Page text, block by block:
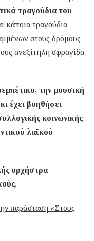
τραγούδια του
κάποια τραγούδια
στους δρόμους
ανεξίτηλη σφραγίδα
την μουσική
έχει βοηθήσει
κοινωνικής
λαϊκού
ορχήστρα
παράσταση «Στους